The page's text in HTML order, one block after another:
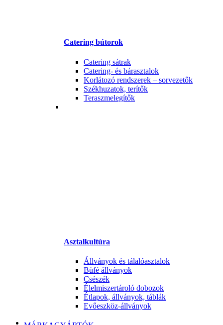
Catering bútorok
Catering sátrak
Catering- és bárasztalok
Korlátozó rendszerek – sorvezetők
Székhuzatok, terítők
Teraszmelegítők
Asztalkultúra
Állványok és tálalóasztalok
Büfé állványok
Csészék
Élelmiszertároló dobozok
Étlapok, állványok, táblák
Evőeszköz-állványok